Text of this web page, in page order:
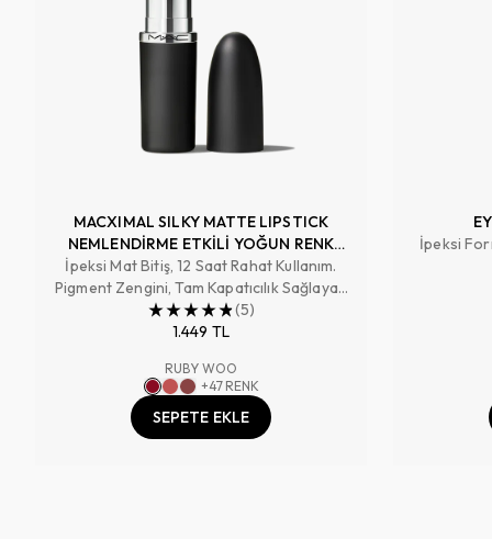
oylaması sonucunda Yılın En İyi Maskarası kategorisinde
Denebunu üyeleri tarafından "2022'nin En İyi Maskarası"
MACXIMAL SILKY MATTE LIPSTICK
NEMLENDİRME ETKİLİ YOĞUN RENK
SAĞLAYAN RUJ
İpeksi Mat Bitiş, 12 Saat Rahat Kullanım.
Pigment Zengini, Tam Kapatıcılık Sağlayan
Renk
(5)
1.449 TL
RUBY WOO
+47 RENK
SEPETE EKLE
İpeksi